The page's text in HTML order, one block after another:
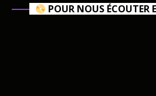
POUR NOUS ÉCOUTER